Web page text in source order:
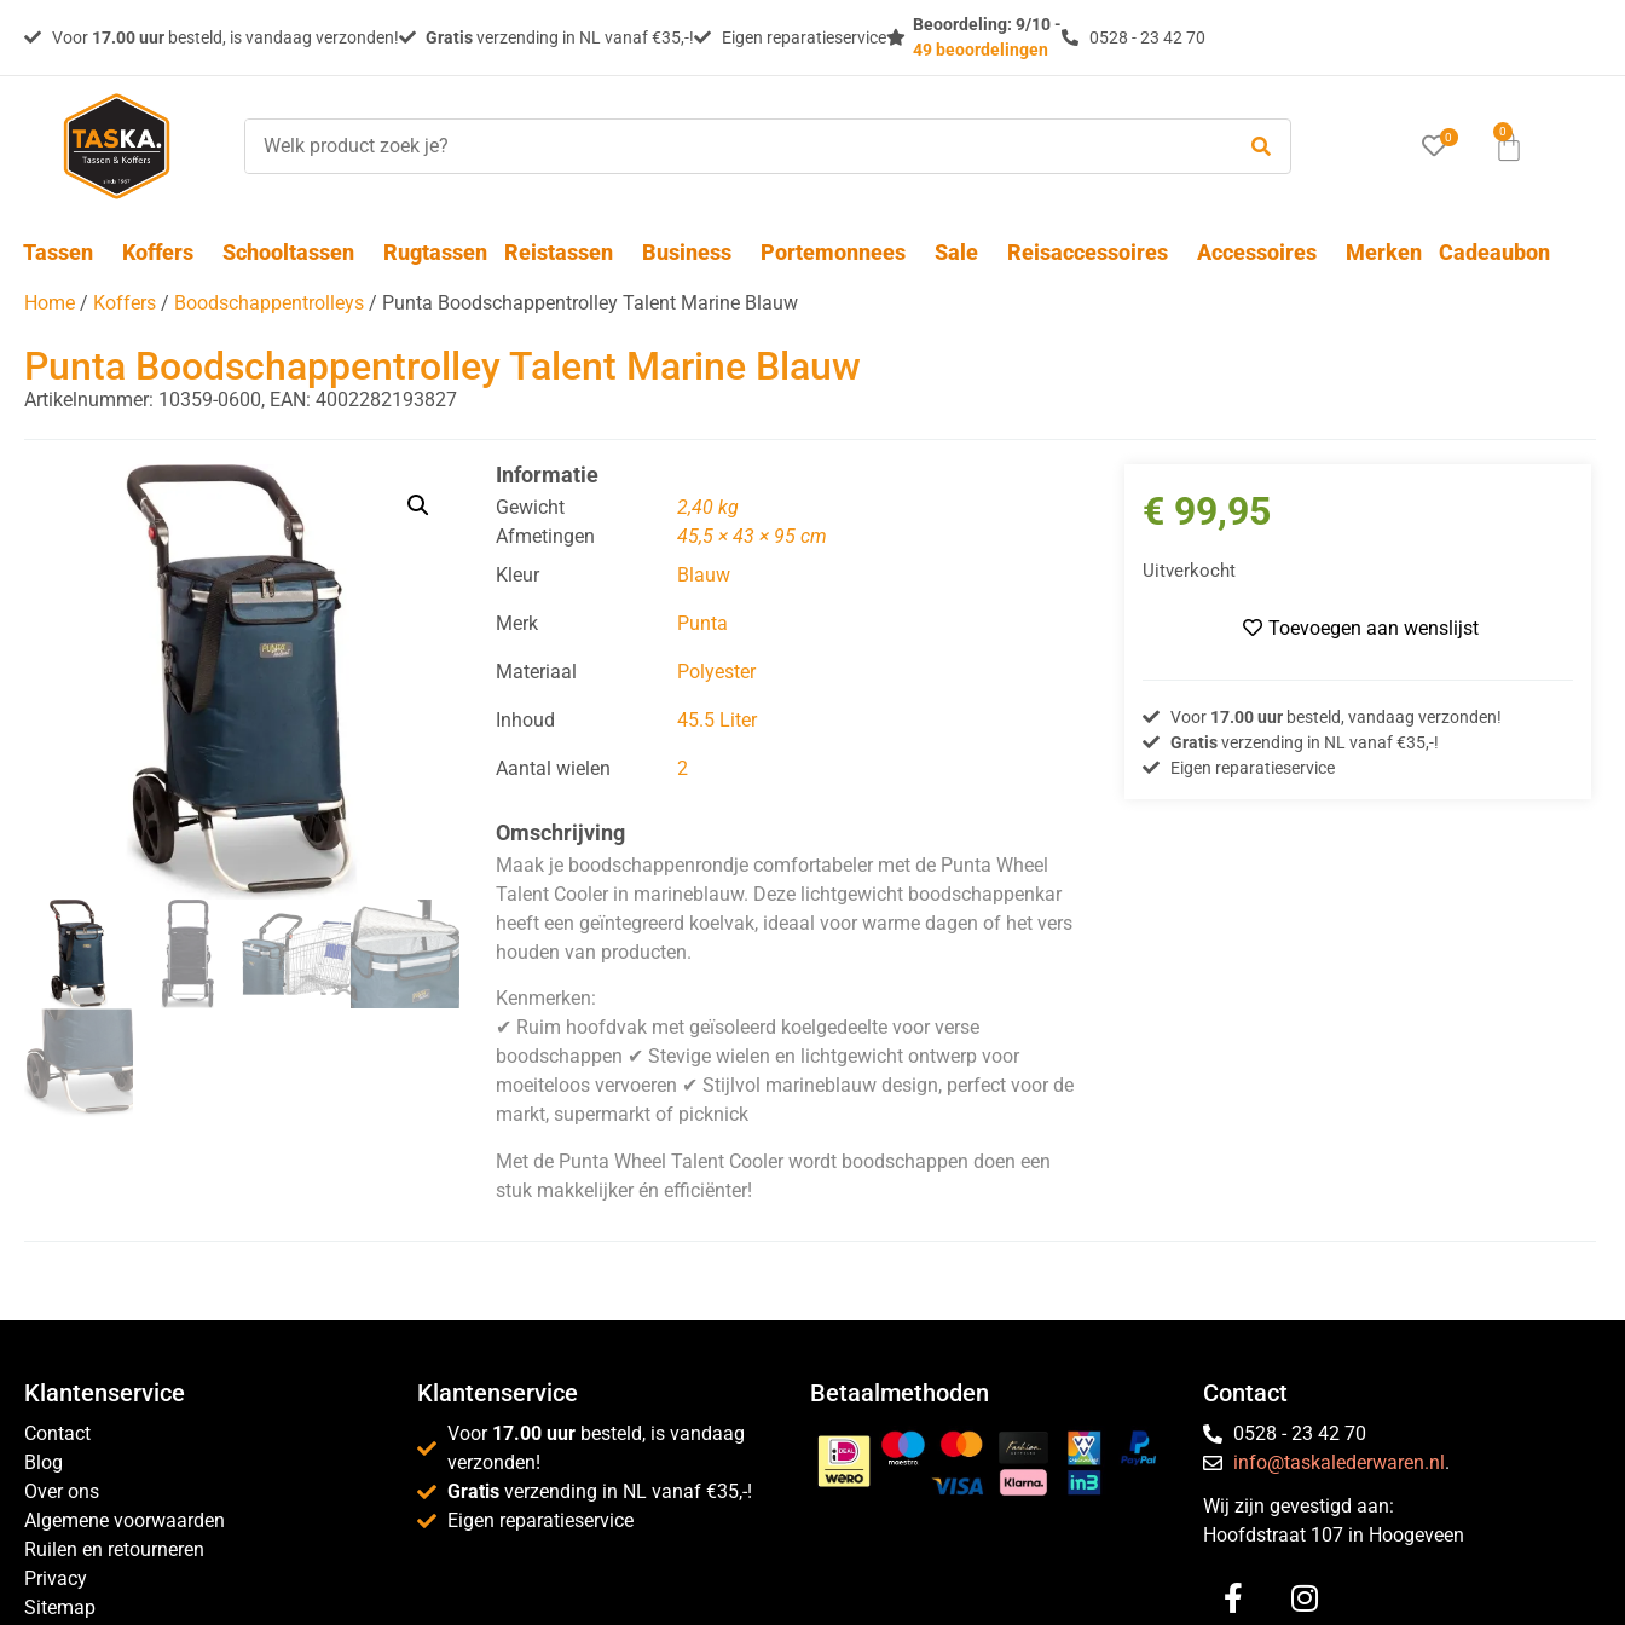
Voor 17.00 uurbesteld, is vandaag verzonden! Gratisverzending in NL vanaf €35,-! Eigen reparatieservice
Beoordeling: 9/10 -
49 beoordelingen
0528 - 23 42 70
0 0
Tassen Koffers Schooltassen Rugtassen Reistassen Business Portemonnees Sale Reisaccessoires Accessoires Merken Cadeaubon
Home / Koffers / Boodschappentrolleys / Punta Boodschappentrolley Talent Marine Blauw
Punta Boodschappentrolley Talent Marine Blauw
Artikelnummer: 10359-0600, EAN: 4002282193827
Informatie
Gewicht
2,40 kg
Afmetingen
45,5 × 43 × 95 cm
Kleur
Blauw
Merk Punta
Materiaal Polyester
Inhoud 45.5 Liter
Aantal wielen 2
Omschrijving
Maak je boodschappenrondje comfortabeler met de Punta Wheel
Talent Cooler in marineblauw. Deze lichtgewicht boodschappenkar
heeft een geïntegreerd koelvak, ideaal voor warme dagen of het vers
houden van producten.
Kenmerken:
✔ Ruim hoofdvak met geïsoleerd koelgedeelte voor verse
boodschappen ✔ Stevige wielen en lichtgewicht ontwerp voor
moeiteloos vervoeren ✔ Stijlvol marineblauw design, perfect voor de
markt, supermarkt of picknick
Met de Punta Wheel Talent Cooler wordt boodschappen doen een
stuk makkelijker én efficiënter!
€ 99,95
Uitverkocht
Toevoegen aan wenslijst
Voor 17.00 uurbesteld, vandaag verzonden!
Gratisverzending in NL vanaf €35,-!
Eigen reparatieservice
Klantenservice
Contact
Blog
Over ons
Algemene voorwaarden
Ruilen en retourneren
Privacy
Sitemap
Klantenservice
Voor 17.00 uur besteld, is vandaag
verzonden!
Gratis verzending in NL vanaf €35,-!
Eigen reparatieservice
Betaalmethoden Contact
0528 - 23 42 70
info@taskalederwaren.nl .
Wij zijn gevestigd aan:
Hoofdstraat 107 in Hoogeveen